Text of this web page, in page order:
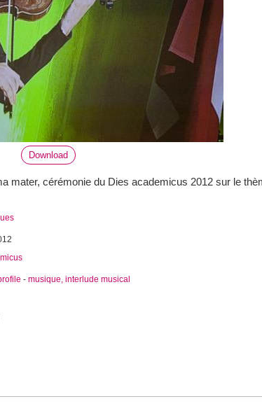
Download
mater, cérémonie du Dies academicus 2012 sur le
- musique, interlude musical